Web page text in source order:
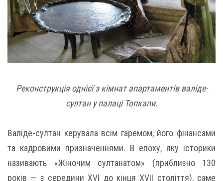
Реконструкція однієї з кімнат апартаментів валіде-
султан у палаці Топкапи.
Валіде-султан керувала всім гаремом, його фінансами
та кадровими призначеннями. В епоху, яку історики
називають «Жіночим султанатом» (приблизно 130
років — з середини XVI до кінця XVII століття), саме